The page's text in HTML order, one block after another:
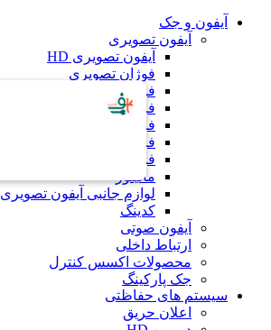
آیفون و جک
آیفون تصویری
آیفون تصویری HD
فوژان تصویری
فراز با سوئیچر
فراز بدون سوئیچر
فرداد
فرداد کارتی
فرداد لمسی کارتی
مانیتور
لوازم جانبی آیفون تصویری
کدینگ
آیفون صوتی
ارتباط داخلی
محصولات اکسس کنترل
جک پارکینگ
سیستم های حفاظتی
اعلان حریق